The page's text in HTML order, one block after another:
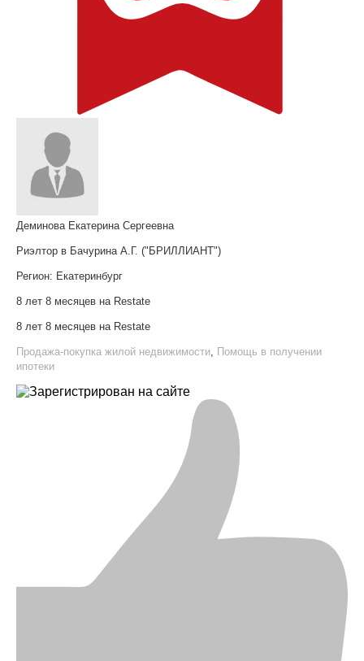
Деминова Екатерина Сергеевна
Риэлтор в Бачурина А.Г. ("БРИЛЛИАНТ")
Регион: Екатеринбург
8 лет 8 месяцев на Restate
8 лет 8 месяцев на Restate
Продажа-покупка жилой недвижимости, Помощь в получении
ипотеки